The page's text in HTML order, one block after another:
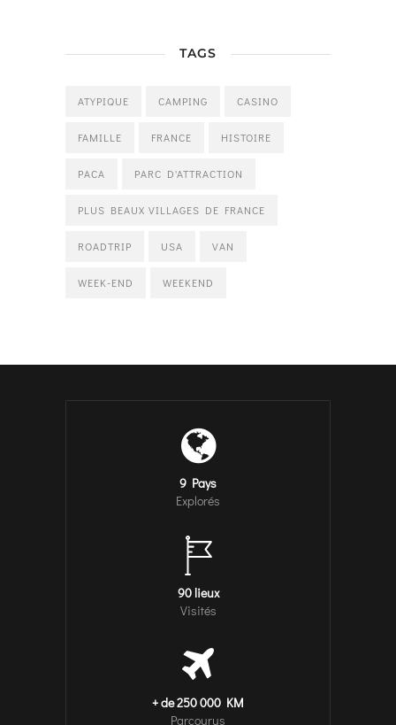
TAGS
ATYPIQUE CAMPING CASINO
FAMILLE FRANCE HISTOIRE
PACA PARC D'ATTRACTION
PLUS BEAUX VILLAGES DE FRANCE
ROADTRIP USA VAN
WEEK-END WEEKEND
9 Pays
Explorés
90 lieux
Visités
+ de 250 000 KM
Parcourus